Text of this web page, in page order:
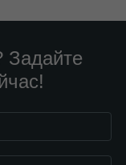
Задайте